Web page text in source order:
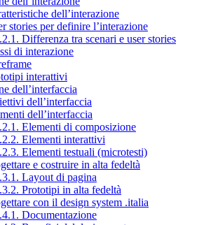
dell’interazione
stories per definire l’interazione
Differenza tra scenari e user stories
di interazione
interattivi
dell’interfaccia
dell’interfaccia
dell’interfaccia
Elementi di composizione
Elementi interattivi
Elementi testuali (microtesti)
e costruire in alta fedeltà
Layout di pagina
Prototipi in alta fedeltà
con il design system .italia
Documentazione